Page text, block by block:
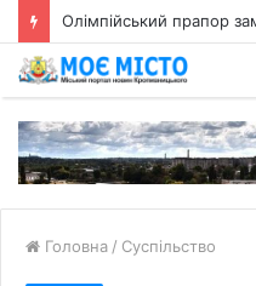
Олімпійський прапор
Головна / Суспільство